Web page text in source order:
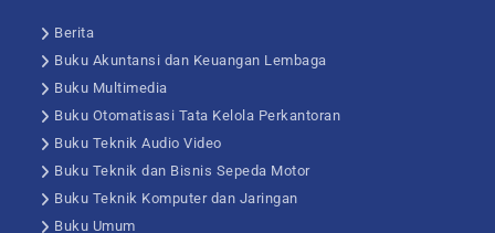
Berita
Buku Akuntansi dan Keuangan Lembaga
Buku Multimedia
Buku Otomatisasi Tata Kelola Perkantoran
Buku Teknik Audio Video
Buku Teknik dan Bisnis Sepeda Motor
Buku Teknik Komputer dan Jaringan
Buku Umum